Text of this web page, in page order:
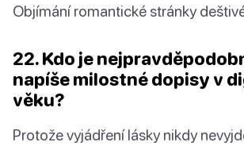
Objímání romantické stránky
22. Kdo je
napíše milostné dopisy v
věku?
Protože vyjádření lásky nikdy